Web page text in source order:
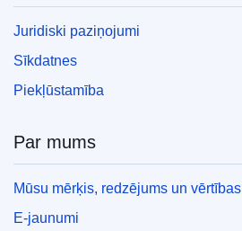
Juridiski paziņojumi
Sīkdatnes
Piekļūstamība
Par mums
Mūsu mērķis, redzējums un vērtības
E-jaunumi